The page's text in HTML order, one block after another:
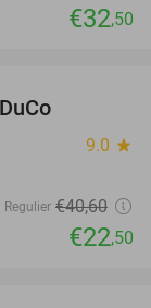
€32,50
9.0 star
Regulier €40,60
€22,50